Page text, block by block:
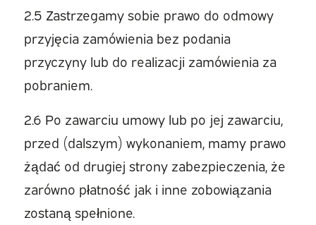
2.5 Zastrzegamy sobie prawo do odmowy
przyjęcia zamówienia bez podania
przyczyny lub do realizacji zamówienia za
pobraniem.
2.6 Po zawarciu umowy lub po jej zawarciu,
przed (dalszym) wykonaniem, mamy prawo
żądać od drugiej strony zabezpieczenia, że
zarówno płatność jak i inne zobowiązania
zostaną spełnione.